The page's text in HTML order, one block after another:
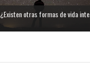
¿Existen otras formas de vida inte...